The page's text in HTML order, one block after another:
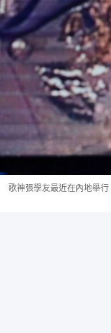
歌神張學友最近在內地舉